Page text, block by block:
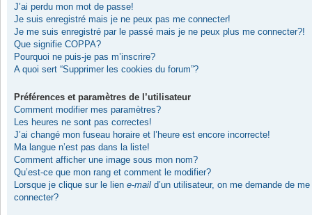
J’ai perdu mon mot de passe!
Je suis enregistré mais je ne peux pas me connecter!
Je me suis enregistré par le passé mais je ne peux plus me connecter?!
Que signifie COPPA?
Pourquoi ne puis-je pas m’inscrire?
A quoi sert “Supprimer les cookies du forum”?
Préférences et paramètres de l’utilisateur
Comment modifier mes paramètres?
Les heures ne sont pas correctes!
J’ai changé mon fuseau horaire et l’heure est encore incorrecte!
Ma langue n’est pas dans la liste!
Comment afficher une image sous mon nom?
Qu’est-ce que mon rang et comment le modifier?
Lorsque je clique sur le lien e-mail d’un utilisateur, on me demande de me
connecter?